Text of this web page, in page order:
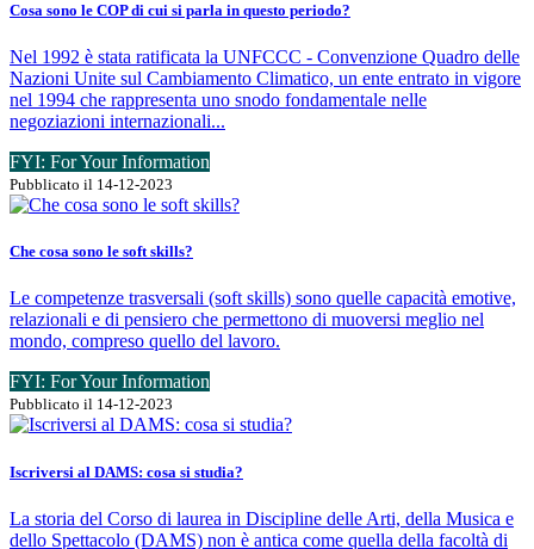
Cosa sono le COP di cui si parla in questo periodo?
Nel 1992 è stata ratificata la UNFCCC - Convenzione Quadro delle
Nazioni Unite sul Cambiamento Climatico, un ente entrato in vigore
nel 1994 che rappresenta uno snodo fondamentale nelle
negoziazioni internazionali...
FYI: For Your Information
Pubblicato il 14-12-2023
Che cosa sono le soft skills?
Le competenze trasversali (soft skills) sono quelle capacità emotive,
relazionali e di pensiero che permettono di muoversi meglio nel
mondo, compreso quello del lavoro.
FYI: For Your Information
Pubblicato il 14-12-2023
Iscriversi al DAMS: cosa si studia?
La storia del Corso di laurea in Discipline delle Arti, della Musica e
dello Spettacolo (DAMS) non è antica come quella della facoltà di